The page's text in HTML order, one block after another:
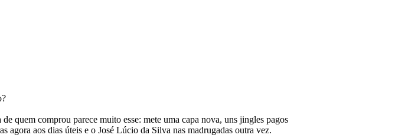
quem comprou parece muito esse: mete uma capa nova, uns jingles pagos
agora aos dias úteis e o José Lúcio da Silva nas madrugadas outra vez.